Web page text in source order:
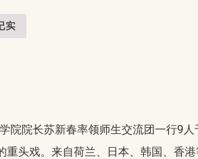
实
院院长苏新春率领师生交流团一行9
头戏。来自荷兰、日本、韩国、香